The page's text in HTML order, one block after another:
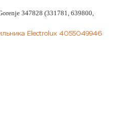
347828 (331781, 639800,